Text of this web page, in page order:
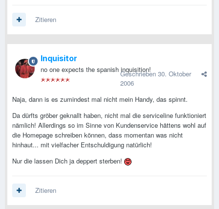
Zitieren
Inquisitor
no one expects the spanish inquisition!
Geschrieben 30. Oktober
2006
Naja, dann is es zumindest mal nicht mein Handy, das spinnt.
Da dürfts gröber geknallt haben, nicht mal die serviceline funktioniert
nämlich! Allerdings so im Sinne von Kundenservice hättens wohl auf
die Homepage schreiben können, dass momentan was nicht
hinhaut... mit vielfacher Entschuldigung natürlich!
Nur die lassen Dich ja deppert sterben!
Zitieren